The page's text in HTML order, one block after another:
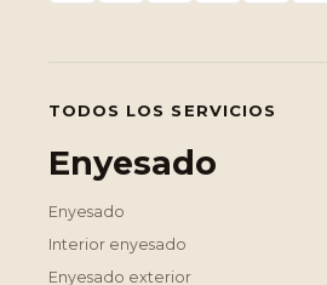
TODOS LOS SERVICIOS
Enyesado
Enyesado
Interior enyesado
Enyesado exterior